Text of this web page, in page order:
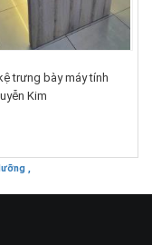
trưng bày máy tính
Kim
,